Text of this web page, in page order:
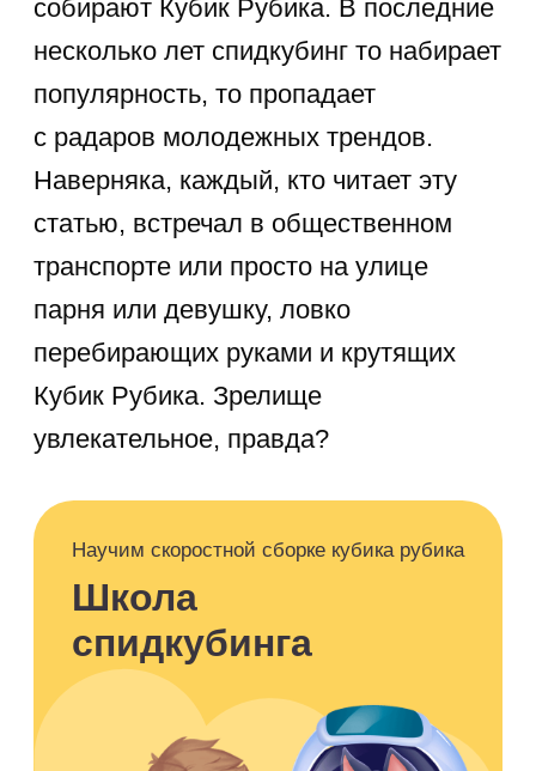
Кубик Рубика: кто
и зачем его придумал?
У каждого из нас в детстве был
шестисторонний цветной кубик-рубик,
который мы безжалостно разбирали
надо». Автор статьи даже
переклеивал цветные квадратики, так
Было у вас такое? Признавайтесь!
Сейчас, многие из нас знают, что
истинное название головоломки —
Кубик Рубика —
название идет
от фамилии его изобретателя.